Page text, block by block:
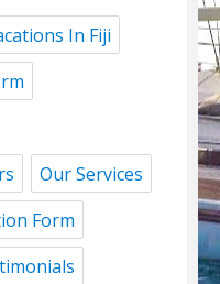
In Fiji
Our Services
Form